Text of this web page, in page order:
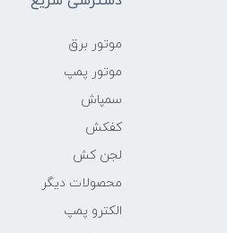
موتور برق
موتور پمپ
سمپاش
کفکش
لجن کش
محصولات دیگر
الکترو پمپ